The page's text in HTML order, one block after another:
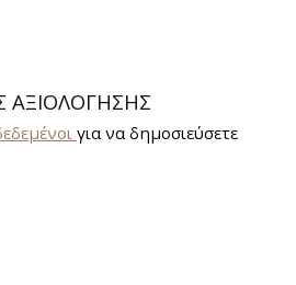
για να δημοσιεύσετε